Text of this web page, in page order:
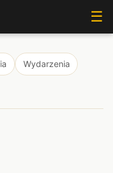
☰
Wydarzenia